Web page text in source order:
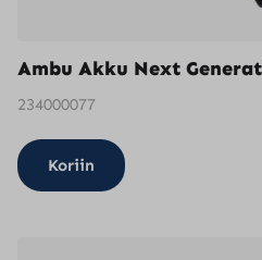
Ambu Akku Next
234000077
Koriin